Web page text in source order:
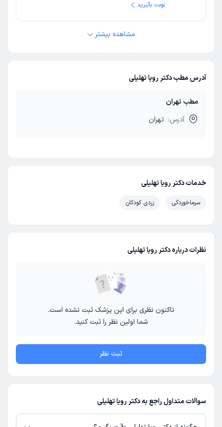
نوبت بگیرید
مشاهده بیشتر
آدرس مطب دکتر رویا تهلیلی
مطب تهران
آدرس: تهران
خدمات دکتر رویا تهلیلی
سرماخوردگی زردی کودکان
نظرات درباره دکتر رویا تهلیلی
تاکنون نظری برای این پزشک ثبت نشده است.
شما اولین نظر را ثبت کنید.
ثبت نظر
سوالات متداول راجع به دکتر رویا تهلیلی